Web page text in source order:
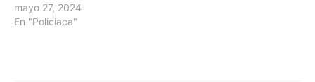
mayo 27, 2024
En "Policiaca"